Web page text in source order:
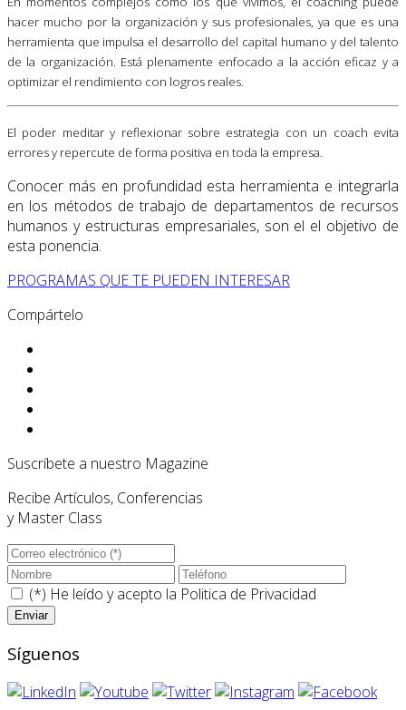
hacer mucho por la organización y sus profesionales, ya que es una
herramienta que impulsa el desarrollo del capital humano y del talento
de la organización. Está plenamente enfocado a la acción eficaz y a
optimizar el rendimiento con logros reales.
El poder meditar y reflexionar sobre estrategia con un coach evita
errores y repercute de forma positiva en toda la empresa.
Conocer más en profundidad esta herramienta e integrarla
en los métodos de trabajo de departamentos de recursos
humanos y estructuras empresariales, son el el objetivo de
esta ponencia.
PROGRAMAS QUE TE PUEDEN INTERESAR
Compártelo
Suscríbete a nuestro Magazine
Recibe Artículos, Conferencias
y Master Class
(*) He leído y acepto la Politica de Privacidad
Síguenos